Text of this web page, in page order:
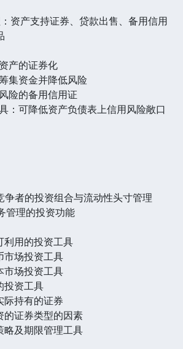
资产支持证券、贷款出售、备用信用
产的证券化
集资金并降低风险
险的备用信用证
：可降低资产负债表上信用风险敞口
争者的投资组合与流动性头寸管理
管理的投资功能
利用的投资工具
市场投资工具
市场投资工具
投资工具
际持有的证券
的证券类型的因素
略及期限管理工具